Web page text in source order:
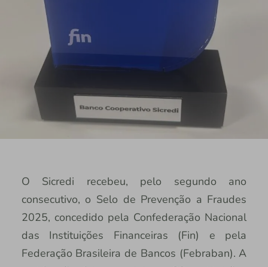
O Sicredi recebeu, pelo segundo ano
consecutivo, o Selo de Prevenção a Fraudes
2025, concedido pela Confederação Nacional
das Instituições Financeiras (Fin) e pela
Federação Brasileira de Bancos (Febraban). A